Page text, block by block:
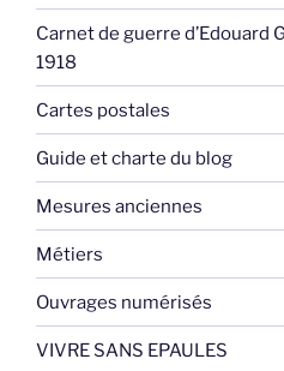
Carnet de guerre d’Edouard
1918
Cartes postales
Guide et charte du blog
Mesures anciennes
Métiers
Ouvrages numérisés
VIVRE SANS EPAULES